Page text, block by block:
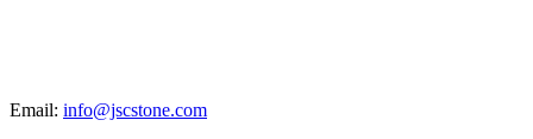
Email: info@jscstone.com